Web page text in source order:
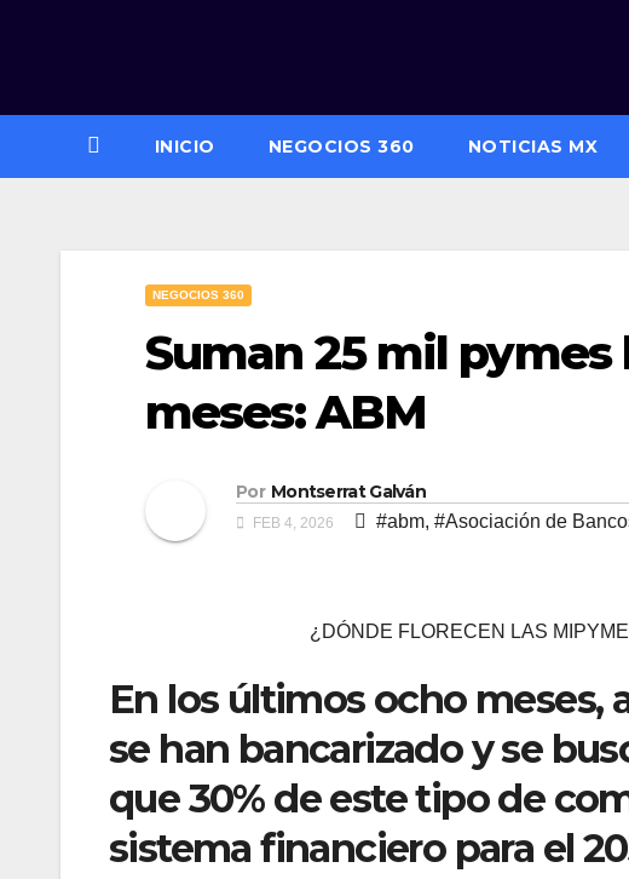
INICIO NEGOCIOS 360 NOTICIAS MX
NEGOCIOS 360
Suman 25 mil
meses: ABM
Por Montserrat Galván
FEB 4, 2026 #abm, #Asociación de
¿DÓNDE FLORECEN LAS
En los últimos ocho meses,
se han bancarizado y se
que 30% de este tipo de
sistema financiero para el